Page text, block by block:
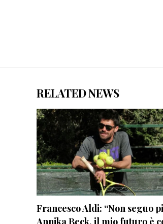
RELATED NEWS
Francesco Aldi: “Non seguo
Annika Beck, il mio futuro è